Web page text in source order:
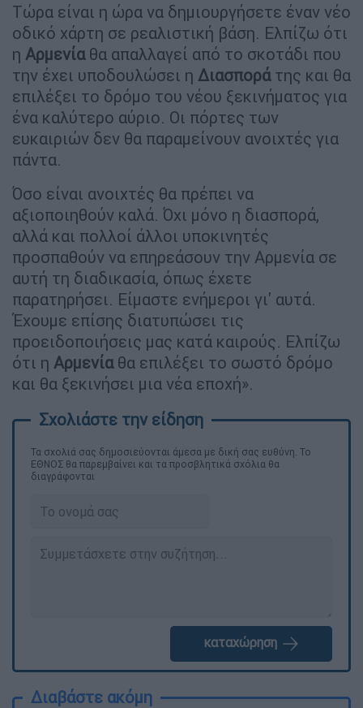
Τώρα είναι η ώρα να δημιουργήσετε έναν νέο
οδικό χάρτη σε ρεαλιστική βάση. Ελπίζω ότι
η Αρμενίαθα απαλλαγεί από το σκοτάδι που
την έχει υποδουλώσει η Διασποράτης και θα
επιλέξει το δρόμο του νέου ξεκινήματος για
ένα καλύτερο αύριο. Οι πόρτες των
ευκαιριών δεν θα παραμείνουν ανοιχτές για
πάντα.
Όσο είναι ανοιχτές θα πρέπει να
αξιοποιηθούν καλά. Όχι μόνο η διασπορά,
αλλά και πολλοί άλλοι υποκινητές
προσπαθούν να επηρεάσουν την Αρμενία σε
αυτή τη διαδικασία, όπως έχετε
παρατηρήσει. Είμαστε ενήμεροι γι' αυτά.
Έχουμε επίσης διατυπώσει τις
προειδοποιήσεις μας κατά καιρούς. Ελπίζω
ότι η Αρμενίαθα επιλέξει το σωστό δρόμο
και θα ξεκινήσει μια νέα εποχή».
Τα σχολιά σας δημοσιεύονται άμεσα με δική σας ευθύνη. Το
ΕΘΝΟΣ θα παρεμβαίνει και τα προσβλητικά σχόλια θα
διαγράφονται
καταχώρηση
Διαβάστε ακόμη